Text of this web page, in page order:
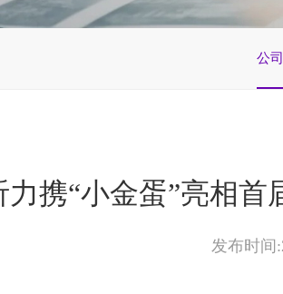
公
力携“小金蛋”亮相
发布时间